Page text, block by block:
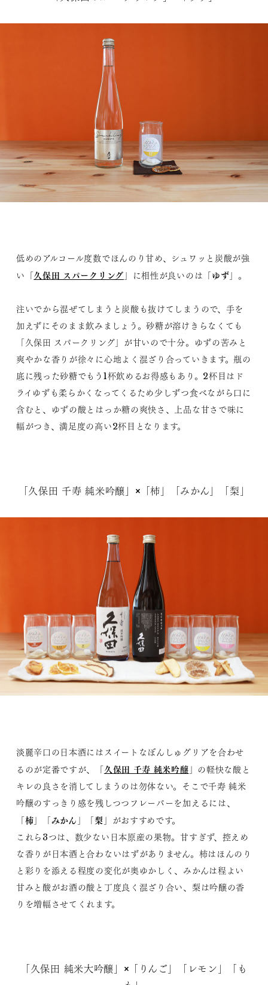
低めのアルコール度数でほんのり甘め、シュワッと炭酸が強
い「久保田 スパークリング 」に相性が良いのは「ゆず」。
注いでから混ぜてしまうと炭酸も抜けてしまうので、手を
加えずにそのまま飲みましょう。砂糖が溶けきらなくても
「久保田 スパークリング」が甘いので十分。ゆずの苦みと
爽やかな香りが徐々に心地よく混ざり合っていきます。瓶の
底に残った砂糖でもう1杯飲めるお得感もあり。2杯目はド
ライゆずも柔らかくなってくるため少しずつ食べながら口に
含むと、ゆずの酸とはっか糖の爽快さ、上品な甘さで味に
幅がつき、満足度の高い2杯目となります。
「久保田 千寿 純米吟醸」×「柿」「みかん」「梨」
淡麗辛口の日本酒にはスイートなぽんしゅグリアを合わせ
るのが定番ですが、「久保田 千寿 純米吟醸 」の軽快な酸と
キレの良さを消してしまうのは勿体ない。そこで千寿 純米
吟醸のすっきり感を残しつつフレーバーを加えるには、
「柿」「みかん 」「梨 」がおすすめです。
これら3つは、数少ない日本原産の果物。甘すぎず、控えめ
な香りが日本酒と合わないはずがありません。柿はほんのり
と彩りを添える程度の変化が奥ゆかしく、みかんは程よい
甘みと酸がお酒の酸と丁度良く混ざり合い、梨は吟醸の香
りを増幅させてくれます。
「久保田 純米大吟醸」×「りんご」「レモン」「も